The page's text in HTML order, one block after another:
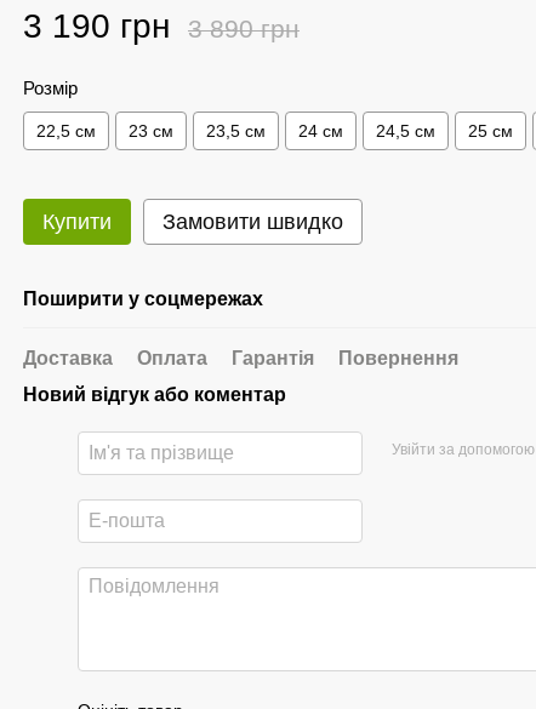
3 190 грн 3 890 грн
Розмір
22,5 см 23 см 23,5 см 24 см 24,5 см 25 см
Купити Замовити швидко
Поширити у соцмережах
Доставка Оплата Гарантія
Повернення
Новий відгук або коментар
Увійти за допомогою